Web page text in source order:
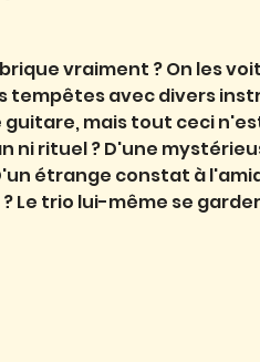
vraiment ? On les
tempêtes avec divers
mais tout ceci
ni rituel ? D'une
étrange constat à
Le trio lui-même se